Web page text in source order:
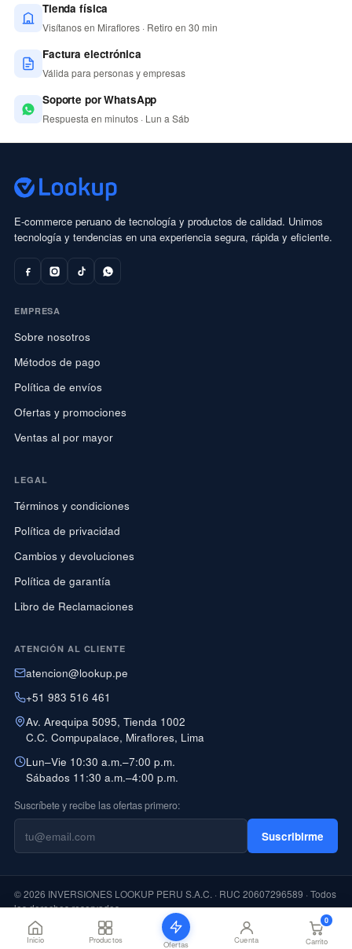
Inicio Productos Ofertas Cuenta
0
Carrito
Tienda física
Visítanos en Miraflores · Retiro en 30 min
Factura electrónica
Válida para personas y empresas
Soporte por WhatsApp
Respuesta en minutos · Lun a Sáb
E-commerce peruano de tecnología y productos de calidad. Unimos
tecnología y tendencias en una experiencia segura, rápida y eficiente.
EMPRESA
Sobre nosotros
Métodos de pago
Política de envíos
Ofertas y promociones
Ventas al por mayor
LEGAL
Términos y condiciones
Política de privacidad
Cambios y devoluciones
Política de garantía
Libro de Reclamaciones
ATENCIÓN AL CLIENTE
atencion@lookup.pe
+51 983 516 461
Av. Arequipa 5095, Tienda 1002
C.C. Compupalace, Miraflores, Lima
Lun–Vie 10:30 a.m.–7:00 p.m.
Sábados 11:30 a.m.–4:00 p.m.
Suscríbete y recibe las ofertas primero:
Suscribirme
© 2026 INVERSIONES LOOKUP PERU S.A.C. · RUC 20607296589 · Todos
los derechos reservados
PAGO CON YAPE DISPONIBLE